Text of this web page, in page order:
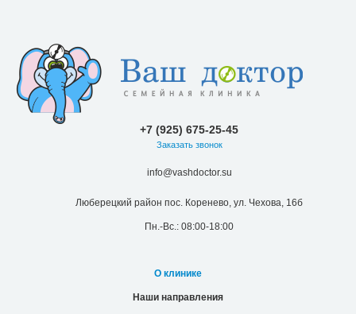
+7 (925) 675-25-45
Заказать звонок
info@vashdoctor.su
Люберецкий район пос. Коренево, ул. Чехова, 16б
Пн.-Вс.: 08:00-18:00
О клинике
Наши направления